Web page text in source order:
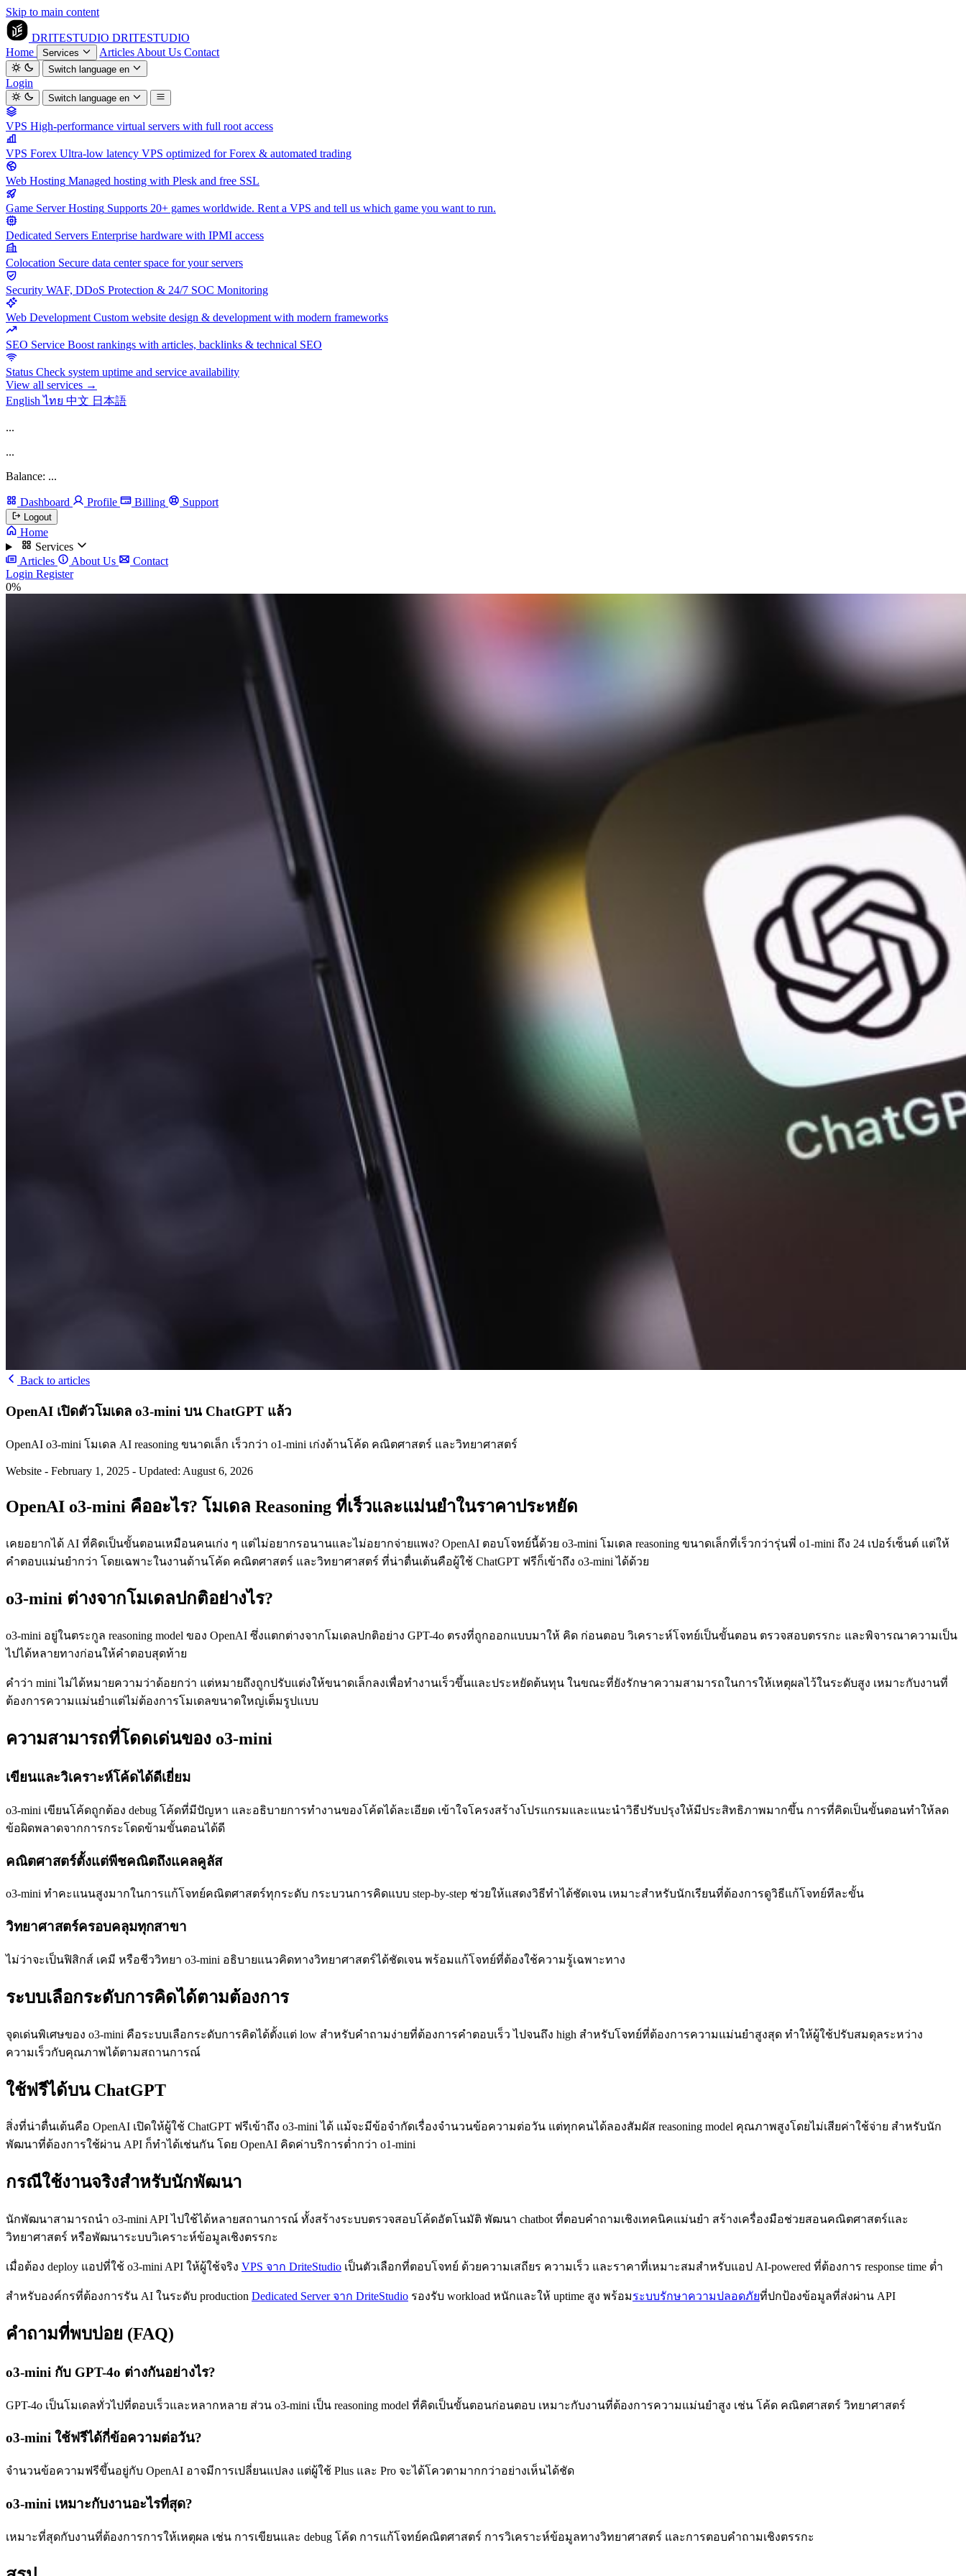
Skip to main content
DRITESTUDIO DRITESTUDIO
Home
Services Articles About Us Contact
Switch languageen
Login
Switch languageen
VPS High-performance virtual servers with full root access
VPS Forex Ultra-low latency VPS optimized for Forex & automated trading
Web Hosting Managed hosting with Plesk and free SSL
Game Server Hosting Supports 20+ games worldwide. Rent a VPS and tell us which game you want to run.
Dedicated Servers Enterprise hardware with IPMI access
Colocation Secure data center space for your servers
Security WAF, DDoS Protection & 24/7 SOC Monitoring
Web Development Custom website design & development with modern frameworks
SEO Service Boost rankings with articles, backlinks & technical SEO
Status Check system uptime and service availability
View all services →
Englishไทย 中文 日本語
...
...
Balance: ...
Dashboard Profile Billing Support
Logout
Home
Services
Articles
About Us
Contact
Login Register
0%
Back to articles
OpenAI เปิดตัวโมเดล o3-mini บน ChatGPT แล้ว
OpenAI o3-mini โมเดล AI reasoning ขนาดเล็ก เร็วกว่า o1-mini เก่งด้านโค้ด คณิตศาสตร์ และวิทยาศาสตร์
Website - February 1, 2025 - Updated: August 6, 2026
OpenAI o3-mini คืออะไร? โมเดล Reasoning ที่เร็วและแม่นยำในราคาประหยัด
เคยอยากได้ AI ที่คิดเป็นขั้นตอนเหมือนคนเก่ง ๆ แต่ไม่อยากรอนานและไม่อยากจ่ายแพง? OpenAI ตอบโจทย์นี้ด้วย o3-mini โมเดล reasoning ขนาดเล็กที่เร็วกว่ารุ่นพี่ o1-mini ถึง 24 เปอร์เซ็นต์ แต่ให้
คำตอบแม่นยำกว่า โดยเฉพาะในงานด้านโค้ด คณิตศาสตร์ และวิทยาศาสตร์ ที่น่าตื่นเต้นคือผู้ใช้ ChatGPT ฟรีก็เข้าถึง o3-mini ได้ด้วย
o3-mini ต่างจากโมเดลปกติอย่างไร?
o3-mini อยู่ในตระกูล reasoning model ของ OpenAI ซึ่งแตกต่างจากโมเดลปกติอย่าง GPT-4o ตรงที่ถูกออกแบบมาให้ คิด ก่อนตอบ วิเคราะห์โจทย์เป็นขั้นตอน ตรวจสอบตรรกะ และพิจารณาความเป็น
ไปได้หลายทางก่อนให้คำตอบสุดท้าย
คำว่า mini ไม่ได้หมายความว่าด้อยกว่า แต่หมายถึงถูกปรับแต่งให้ขนาดเล็กลงเพื่อทำงานเร็วขึ้นและประหยัดต้นทุน ในขณะที่ยังรักษาความสามารถในการให้เหตุผลไว้ในระดับสูง เหมาะกับงานที่
ต้องการความแม่นยำแต่ไม่ต้องการโมเดลขนาดใหญ่เต็มรูปแบบ
ความสามารถที่โดดเด่นของ o3-mini
เขียนและวิเคราะห์โค้ดได้ดีเยี่ยม
o3-mini เขียนโค้ดถูกต้อง debug โค้ดที่มีปัญหา และอธิบายการทำงานของโค้ดได้ละเอียด เข้าใจโครงสร้างโปรแกรมและแนะนำวิธีปรับปรุงให้มีประสิทธิภาพมากขึ้น การที่คิดเป็นขั้นตอนทำให้ลด
ข้อผิดพลาดจากการกระโดดข้ามขั้นตอนได้ดี
คณิตศาสตร์ตั้งแต่พีชคณิตถึงแคลคูลัส
o3-mini ทำคะแนนสูงมากในการแก้โจทย์คณิตศาสตร์ทุกระดับ กระบวนการคิดแบบ step-by-step ช่วยให้แสดงวิธีทำได้ชัดเจน เหมาะสำหรับนักเรียนที่ต้องการดูวิธีแก้โจทย์ทีละขั้น
วิทยาศาสตร์ครอบคลุมทุกสาขา
ไม่ว่าจะเป็นฟิสิกส์ เคมี หรือชีววิทยา o3-mini อธิบายแนวคิดทางวิทยาศาสตร์ได้ชัดเจน พร้อมแก้โจทย์ที่ต้องใช้ความรู้เฉพาะทาง
ระบบเลือกระดับการคิดได้ตามต้องการ
จุดเด่นพิเศษของ o3-mini คือระบบเลือกระดับการคิดได้ตั้งแต่ low สำหรับคำถามง่ายที่ต้องการคำตอบเร็ว ไปจนถึง high สำหรับโจทย์ที่ต้องการความแม่นยำสูงสุด ทำให้ผู้ใช้ปรับสมดุลระหว่าง
ความเร็วกับคุณภาพได้ตามสถานการณ์
ใช้ฟรีได้บน ChatGPT
สิ่งที่น่าตื่นเต้นคือ OpenAI เปิดให้ผู้ใช้ ChatGPT ฟรีเข้าถึง o3-mini ได้ แม้จะมีข้อจำกัดเรื่องจำนวนข้อความต่อวัน แต่ทุกคนได้ลองสัมผัส reasoning model คุณภาพสูงโดยไม่เสียค่าใช้จ่าย สำหรับนัก
พัฒนาที่ต้องการใช้ผ่าน API ก็ทำได้เช่นกัน โดย OpenAI คิดค่าบริการต่ำกว่า o1-mini
กรณีใช้งานจริงสำหรับนักพัฒนา
นักพัฒนาสามารถนำ o3-mini API ไปใช้ได้หลายสถานการณ์ ทั้งสร้างระบบตรวจสอบโค้ดอัตโนมัติ พัฒนา chatbot ที่ตอบคำถามเชิงเทคนิคแม่นยำ สร้างเครื่องมือช่วยสอนคณิตศาสตร์และ
วิทยาศาสตร์ หรือพัฒนาระบบวิเคราะห์ข้อมูลเชิงตรรกะ
เมื่อต้อง deploy แอปที่ใช้ o3-mini API ให้ผู้ใช้จริง VPS จาก DriteStudio เป็นตัวเลือกที่ตอบโจทย์ ด้วยความเสถียร ความเร็ว และราคาที่เหมาะสมสำหรับแอป AI-powered ที่ต้องการ response time ต่ำ
สำหรับองค์กรที่ต้องการรัน AI ในระดับ production Dedicated Server จาก DriteStudio รองรับ workload หนักและให้ uptime สูง พร้อมระบบรักษาความปลอดภัยที่ปกป้องข้อมูลที่ส่งผ่าน API
คำถามที่พบบ่อย (FAQ)
o3-mini กับ GPT-4o ต่างกันอย่างไร?
GPT-4o เป็นโมเดลทั่วไปที่ตอบเร็วและหลากหลาย ส่วน o3-mini เป็น reasoning model ที่คิดเป็นขั้นตอนก่อนตอบ เหมาะกับงานที่ต้องการความแม่นยำสูง เช่น โค้ด คณิตศาสตร์ วิทยาศาสตร์
o3-mini ใช้ฟรีได้กี่ข้อความต่อวัน?
จำนวนข้อความฟรีขึ้นอยู่กับ OpenAI อาจมีการเปลี่ยนแปลง แต่ผู้ใช้ Plus และ Pro จะได้โควตามากกว่าอย่างเห็นได้ชัด
o3-mini เหมาะกับงานอะไรที่สุด?
เหมาะที่สุดกับงานที่ต้องการการให้เหตุผล เช่น การเขียนและ debug โค้ด การแก้โจทย์คณิตศาสตร์ การวิเคราะห์ข้อมูลทางวิทยาศาสตร์ และการตอบคำถามเชิงตรรกะ